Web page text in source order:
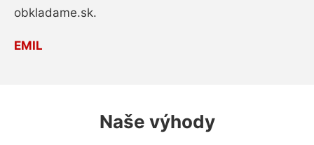
obkladame.sk.
EMIL
Naše výhody